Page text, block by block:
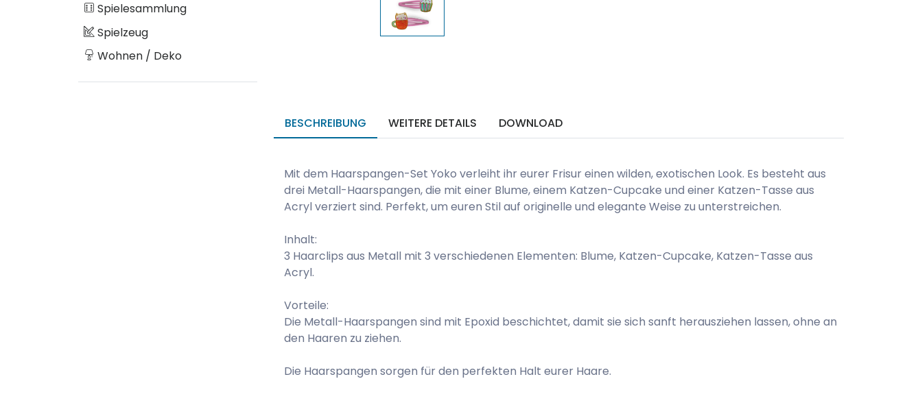
Spielesammlung
Spielzeug
Wohnen / Deko
BESCHREIBUNG WEITERE DETAILS DOWNLOAD
Mit dem Haarspangen-Set Yoko verleiht ihr eurer Frisur einen wilden, exotischen Look. Es besteht aus
drei Metall-Haarspangen, die mit einer Blume, einem Katzen-Cupcake und einer Katzen-Tasse aus
Acryl verziert sind. Perfekt, um euren Stil auf originelle und elegante Weise zu unterstreichen.
Inhalt:
3 Haarclips aus Metall mit 3 verschiedenen Elementen: Blume, Katzen-Cupcake, Katzen-Tasse aus
Acryl.
Vorteile:
Die Metall-Haarspangen sind mit Epoxid beschichtet, damit sie sich sanft herausziehen lassen, ohne an
den Haaren zu ziehen.
Die Haarspangen sorgen für den perfekten Halt eurer Haare.